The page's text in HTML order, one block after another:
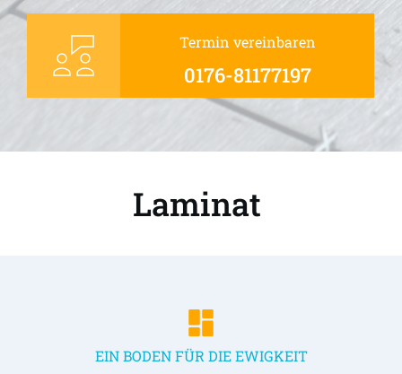
Termin vereinbaren
0176-81177197
Laminat
EIN BODEN FÜR DIE EWIGKEIT